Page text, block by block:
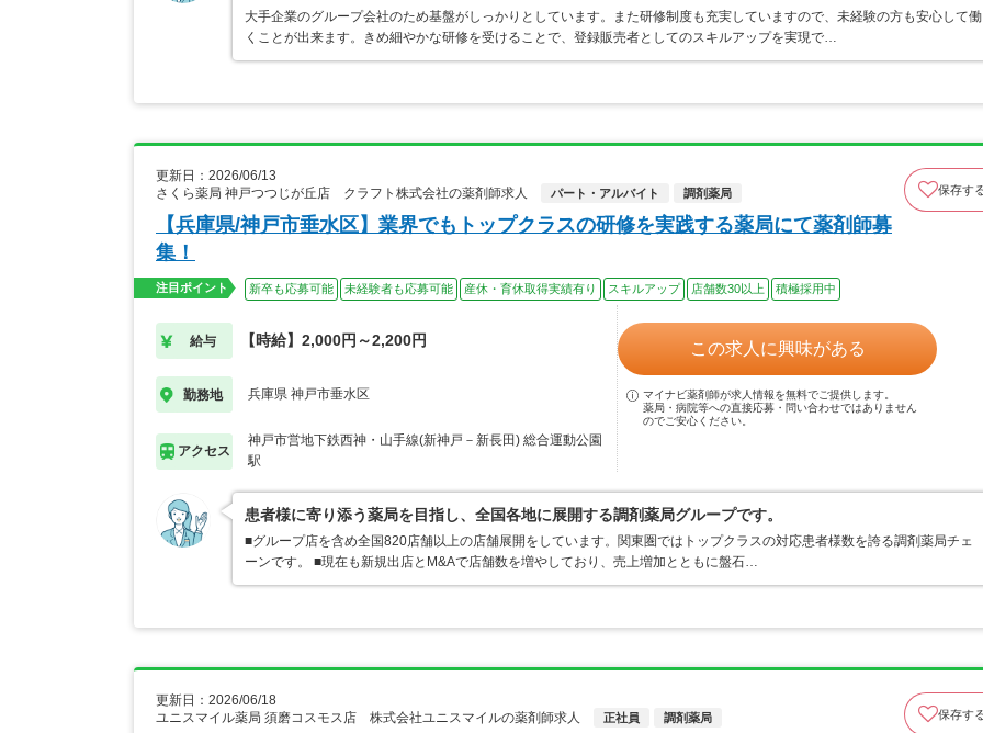
大手企業のグループ会社のため基盤がしっかりとしています。また研修制度も充実していますので、未経験の方も安心して働
くことが出来ます。きめ細やかな研修を受けることで、登録販売者としてのスキルアップを実現で…
更新日：2026/06/13
さくら薬局 神戸つつじが丘店 クラフト株式会社の薬剤師求人
パート・アルバイト 調剤薬局 保存す
【兵庫県/神戸市垂水区】業界でもトップクラスの研修を実践する薬局にて薬剤師募
集！
注目ポイント 新卒も応募可能 未経験者も応募可能 産休・育休取得実績有り スキルアップ 店舗数30以上 積極採用中
給与 【時給】2,000円～2,200円
勤務地 兵庫県 神戸市垂水区
アクセス
神戸市営地下鉄西神・山手線(新神戸－新長田) 総合運動公園
駅
この求人に興味がある
マイナビ薬剤師が求人情報を無料でご提供します。
薬局・病院等への直接応募・問い合わせではありません
のでご安心ください。
患者様に寄り添う薬局を目指し、全国各地に展開する調剤薬局グループです。
■グループ店を含め全国820店舗以上の店舗展開をしています。関東圏ではトップクラスの対応患者様数を誇る調剤薬局チェ
ーンです。 ■現在も新規出店とM&Aで店舗数を増やしており、売上増加とともに盤石…
更新日：2026/06/18
ユニスマイル薬局 須磨コスモス店 株式会社ユニスマイルの薬剤師求人
正社員 調剤薬局 保存す